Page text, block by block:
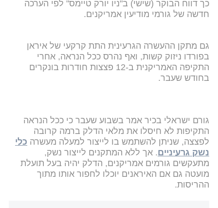
כך דווח הבוקר (שישי) ב"ניו יורק טיימס" לפי הערכה
חדשה של גורמי מודיעין אמריקנים.
גם מתקן ההעשרה הגרעינית התת קרקעי של איראן
בפורדו ניזוק קשות, ואף נהרס ככל הנראה, אחרי
התקיפה האמריקנית ב-12 פצצות חודרות בונקרים
בחודש שעבר.
גורם ישראלי בכיר אמר בשבוע שעבר כי ככל הנראה
התקיפות לא חיסלו את מלאי הדלק ברמה קרובה
לפצצה, שניתן להשתמש בו לייצור למעלה מעשרה כלי
נשק גרעיניים. אך ללא המתקנים לייצור נשק,
מתעקשים גורמים אמריקנים, הדלק יהיה בעל תועלת
מועטה גם אם האיראנים יוכלו לחפור אותו מתוך
ההריסות.